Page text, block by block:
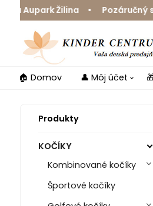
Aupark Žilina •
🏠 Domov 👤 Môj účet
Produkty
KOČÍKY
Kombinované kočíky
Športové kočíky